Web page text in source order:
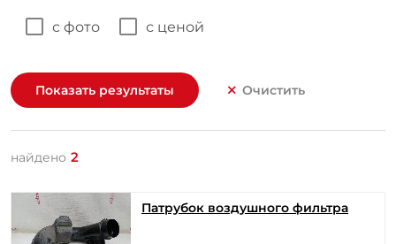
с фото с ценой
Показать результаты Очистить
найдено 2
Патрубок воздушного фильтра